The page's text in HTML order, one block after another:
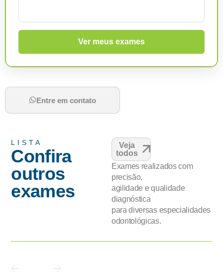
Entre em contato
LISTA
Confira
outros
exames
Veja
todos
Exames realizados com
precisão,
agilidade e qualidade
diagnóstica
para diversas especialidades
odontológicas.